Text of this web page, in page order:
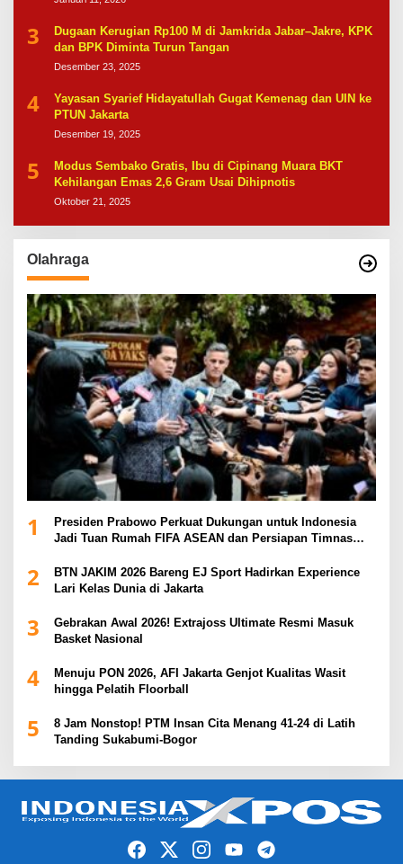
3
Dugaan Kerugian Rp100 M di Jamkrida Jabar–Jakre, KPK
dan BPK Diminta Turun Tangan
Desember 23, 2025
4
Yayasan Syarief Hidayatullah Gugat Kemenag dan UIN ke
PTUN Jakarta
Desember 19, 2025
5
Modus Sembako Gratis, Ibu di Cipinang Muara BKT
Kehilangan Emas 2,6 Gram Usai Dihipnotis
Oktober 21, 2025
Olahraga
1
Presiden Prabowo Perkuat Dukungan untuk Indonesia
Jadi Tuan Rumah FIFA ASEAN dan Persiapan Timnas
2
BTN JAKIM 2026 Bareng EJ Sport Hadirkan Experience
Lari Kelas Dunia di Jakarta
3
Gebrakan Awal 2026! Extrajoss Ultimate Resmi Masuk
Basket Nasional
4
Menuju PON 2026, AFI Jakarta Genjot Kualitas Wasit
hingga Pelatih Floorball
5
8 Jam Nonstop! PTM Insan Cita Menang 41-24 di Latih
Tanding Sukabumi-Bogor